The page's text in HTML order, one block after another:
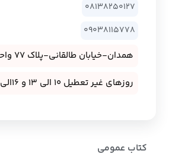
08138250127
09038115778
همدان-خیابان طالقانی-پلاک 77 واحد 1
روزهای غیر تعطیل 10 الی 13 و 16الی 19
کتاب عمومی